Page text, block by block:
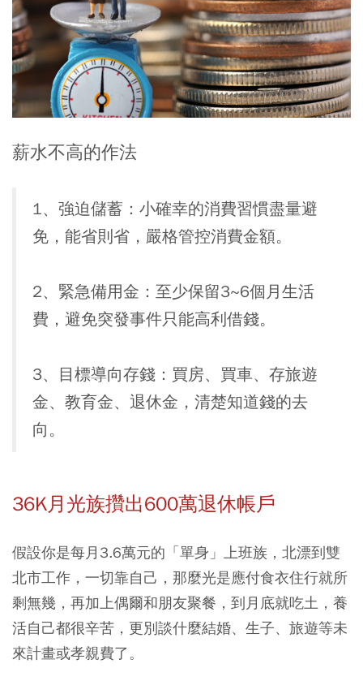
薪水不高的作法
1、強迫儲蓄：小確幸的消費習慣盡量避
免，能省則省，嚴格管控消費金額。
2、緊急備用金：至少保留3~6個月生活
費，避免突發事件只能高利借錢。
3、目標導向存錢：買房、買車、存旅遊
金、教育金、退休金，清楚知道錢的去
向。
36K月光族攢出600萬退休帳戶
假設你是每月3.6萬元的「單身」上班族，北漂到雙
北市工作，一切靠自己，那麼光是應付食衣住行就所
剩無幾，再加上偶爾和朋友聚餐，到月底就吃土，養
活自己都很辛苦，更別談什麼結婚、生子、旅遊等未
來計畫或孝親費了。